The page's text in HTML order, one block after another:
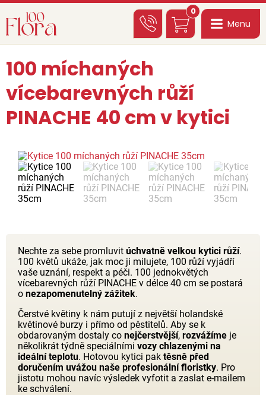
0
Menu
100 míchaných
vícebarevných růží
PINACHE 40 cm v kytici
Nechte za sebe promluvit úchvatně velkou kytici růží.
100 květů ukáže, jak moc ji milujete, 100 růží vyjádří
vaše uznání, respekt a péči. 100 jednokvětých
vícebarevných růží PINACHE v délce 40 cm se postará
o nezapomenutelný zážitek.
Čerstvé květiny k nám putují z největší holandské
květinové burzy i přímo od pěstitelů. Aby se k
obdarovaným dostaly co nejčerstvější, rozvážíme je
několikrát týdně speciálními vozy chlazenými na
ideální teplotu. Hotovou kytici pak těsně před
doručením uvážou naše profesionální floristky. Pro
jistotu mohou navíc výsledek vyfotit a zaslat e-mailem
ke schválení.